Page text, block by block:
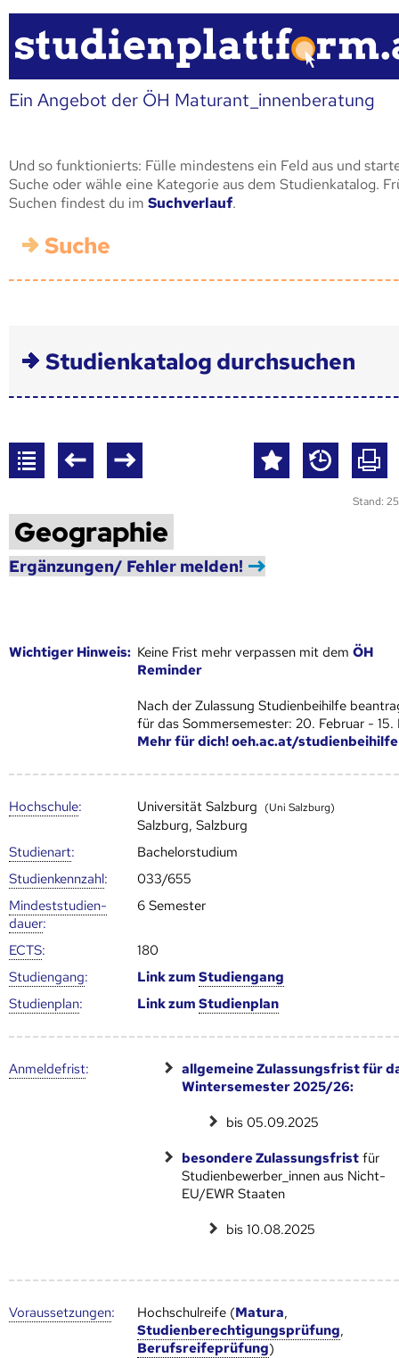
Ein Angebot der ÖH Maturant_innenberatung
Und so funktionierts: Fülle mindestens ein Feld aus und
Suche oder wähle eine Kategorie aus dem Studienkatalog.
Suchen findest du im Suchverlauf.
Suche
Studienkatalog durchsuchen
Stand:
Geographie
Ergänzungen/ Fehler melden!
Wich­ti­ger Hin­weis: Keine Frist mehr verpassen mit demÖH
Reminder
Nach der Zulassung Studienbeihilfe
für das Sommersemester: 20. Februar - 15.
Mehr für dich! oeh.ac.at/studienbeihilfe
Hoch­schule: Universität Salzburg (Uni Salzburg)
Salzburg, Salzburg
Studienart:
Bachelorstudium
Studien­kenn­zahl:
033/655
Mindest­studien­
dauer:
6 Semester
ECTS:
180
Studien­gang: Link zumStudien­gang
Studien­plan: Link zumStudien­plan
Anmelde­frist:
allgemeine Zulassungsfrist für
Wintersemester 2025/26:
bis 05.09.2025
besondere Zulassungsfrist für
Studienbewerber_innen aus Nicht-
EU/EWR Staaten
bis 10.08.2025
Voraus­setzungen: Hochschulreife (Matura,
Studienberechtigungsprüfung,
Berufsreifeprüfung)